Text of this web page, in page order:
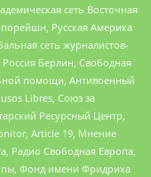
сеть Восточная
Русская Америка
сеть журналистов-
Берлин, Свободная
помощи, Антивоенный
Libres, Союз за
Ресурсный Центр,
Article 19, Мнение
Радио Свободная Европа,
Фонд имени Фридриха